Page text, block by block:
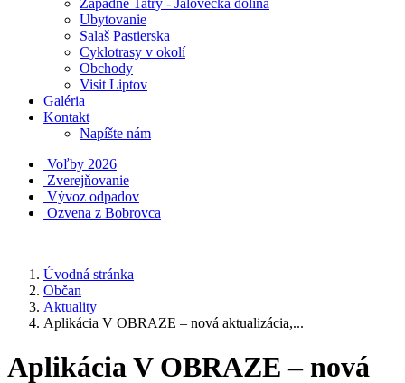
Západné Tatry - Jalovecká dolina
Ubytovanie
Salaš Pastierska
Cyklotrasy v okolí
Obchody
Visit Liptov
Galéria
Kontakt
Napíšte nám
Voľby 2026
Zverejňovanie
Vývoz odpadov
Ozvena z Bobrovca
Úvodná stránka
Občan
Aktuality
Aplikácia V OBRAZE – nová aktualizácia,...
Aplikácia V OBRAZE – nová